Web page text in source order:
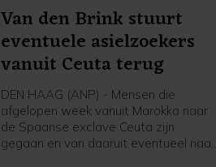
Van den Brink stuurt
eventuele asielzoekers
vanuit Ceuta terug
DEN HAAG (ANP) - Mensen die
afgelopen week vanuit Marokko naar
de Spaanse exclave Ceuta zijn
gegaan en van daaruit eventueel naar